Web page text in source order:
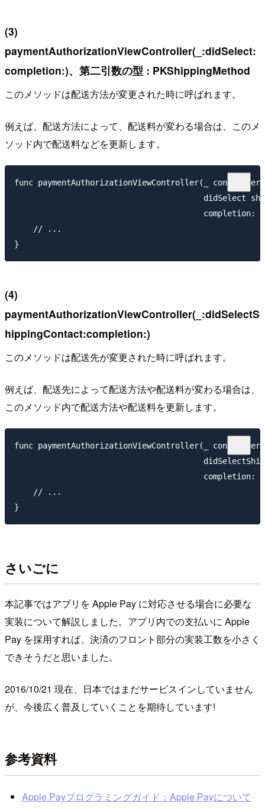
(3)
paymentAuthorizationViewController(_:didSelect:
completion:)、第二引数の型 : PKShippingMethod
このメソッドは配送方法が変更された時に呼ばれます。
例えば、配送方法によって、配送料が変わる場合は、このメ
ソッド内で配送料などを更新します。
func paymentAuthorizationViewController(_
didSelect
completion:
    // ...
(4)
paymentAuthorizationViewController(_:didSelectS
hippingContact:completion:)
このメソッドは配送先が変更された時に呼ばれます。
例えば、配送先によって配送方法や配送料が変わる場合は、
このメソッド内で配送方法や配送料を更新します。
func paymentAuthorizationViewController(_
completion:
    // ...
さいごに
本記事ではアプリを Apple Pay に対応させる場合に必要な
実装について解説しました。アプリ内での支払いに Apple
Pay を採用すれば、決済のフロント部分の実装工数を小さく
できそうだと思いました。
2016/10/21 現在、日本ではまだサービスインしていません
が、今後広く普及していくことを期待しています!
参考資料
Apple Payプログラミングガイド：Apple Payについて